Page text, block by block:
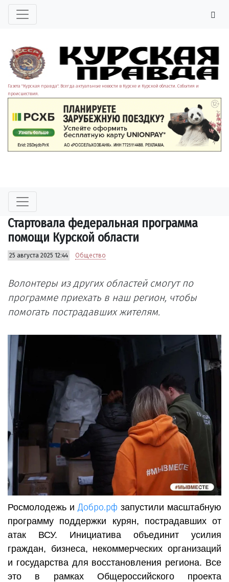
Газета "Курская правда". Всегда актуальные новости в Курске и Курской области. События и
происшествия.
Стартовала федеральная программа
помощи Курской области
25 августа 2025 12:44 Общество
Волонтеры из других областей смогут по
программе приехать в наш регион, чтобы
помогать пострадавших жителям.
Росмолодежь и Добро.рф запустили масштабную
программу поддержки курян, пострадавших от
атак ВСУ. Инициатива объединит усилия
граждан, бизнеса, некоммерческих организаций
и государства для восстановления региона. Все
это в рамках Общероссийского проекта